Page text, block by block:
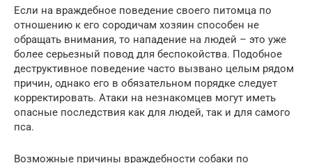
Если на враждебное поведение своего питомца по
отношению к его сородичам хозяин способен не
обращать внимания, то нападение на людей – это уже
более серьезный повод для беспокойства. Подобное
деструктивное поведение часто вызвано целым рядом
причин, однако его в обязательном порядке следует
корректировать. Атаки на незнакомцев могут иметь
опасные последствия как для людей, так и для самого
пса.
Возможные причины враждебности собаки по